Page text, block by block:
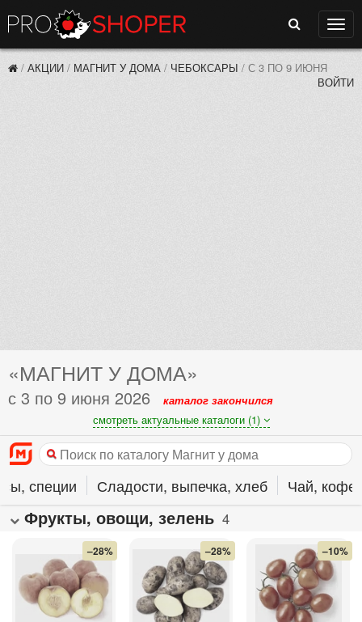
Поиск
/ АКЦИИ / МАГНИТ У ДОМА / ЧЕБОКСАРЫ / С 3 ПО 9 ИЮНЯ
ВОЙТИ
«МАГНИТ У ДОМА»
с 3 по 9 июня 2026
каталог закончился
смотреть актуальные каталоги (1)
специи Сладости, выпечка, хлеб Чай, кофе,
Фрукты, овощи, зелень 4
–28% –28% –10%